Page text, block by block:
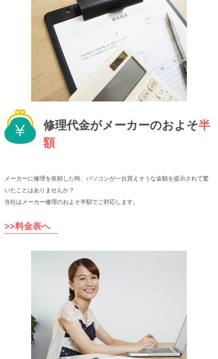
修理代金がメーカーのおよそ半
額
メーカーに修理を依頼した時、パソコンが一台買えそうな金額を提示されて驚
いたことはありませんか？
当社はメーカー修理のおよそ半額でご対応します。
>>料金表へ